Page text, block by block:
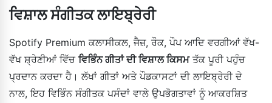
ਵਿਸ਼ਾਲ ਸੰਗੀਤਕ ਲਾਇਬ੍ਰੇਰੀ
Spotify Premium ਕਲਾਸੀਕਲ, ਜੈਜ਼, ਰੌਕ, ਪੌਪ ਆਦਿ ਵਰਗੀਆਂ ਵੱਖ-
ਵੱਖ ਸ਼੍ਰੇਣੀਆਂ ਵਿੱਚ ਵਿਭਿੰਨ ਗੀਤਾਂ ਦੀ ਵਿਸ਼ਾਲ ਕਿਸਮਤੱਕ ਪੂਰੀ ਪਹੁੰਚ
ਪ੍ਰਦਾਨ ਕਰਦਾ ਹੈ। ਲੱਖਾਂ ਗੀਤਾਂ ਅਤੇ ਪੌਡਕਾਸਟਾਂ ਦੀ ਲਾਇਬ੍ਰੇਰੀ ਦੇ
ਨਾਲ, ਇਹ ਵਿਭਿੰਨ ਸੰਗੀਤਕ ਪਸੰਦਾਂ ਵਾਲੇ ਉਪਭੋਗਤਾਵਾਂ ਨੂੰ ਆਕਰਸ਼ਿਤ